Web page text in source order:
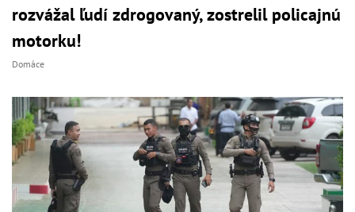
rozvážal ľudí zdrogovaný, zostrelil policajnú
motorku!
Domáce